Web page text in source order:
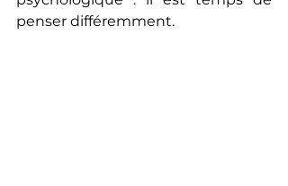
penser différemment.